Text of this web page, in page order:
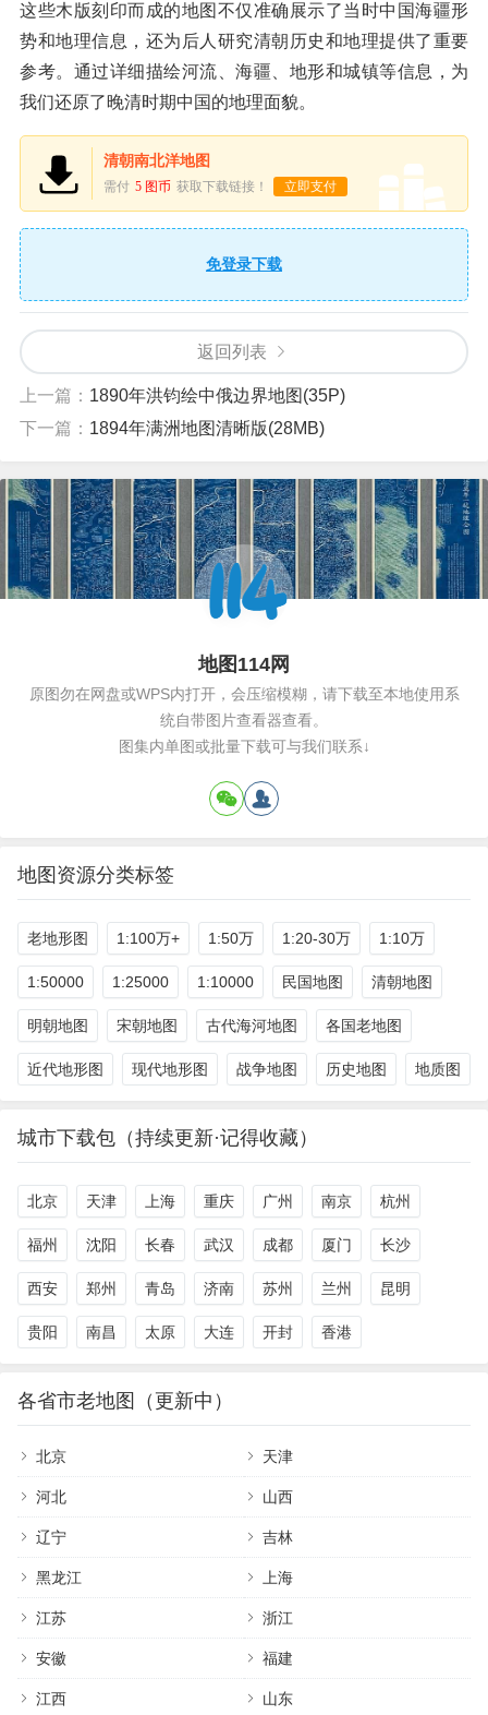
这些木版刻印而成的地图不仅准确展示了当时中国海疆形
势和地理信息，还为后人研究清朝历史和地理提供了重要
参考。通过详细描绘河流、海疆、地形和城镇等信息，为
我们还原了晚清时期中国的地理面貌。
清朝南北洋地图
需付 5 图币 获取下载链接！ 立即支付
免登录下载
返回列表
上一篇： 1890年洪钧绘中俄边界地图(35P)
下一篇： 1894年满洲地图清晰版(28MB)
地图114网
原图勿在网盘或WPS内打开，会压缩模糊，请下载至本地使用系
统自带图片查看器查看。
图集内单图或批量下载可与我们联系↓
地图资源分类标签
老地形图 1:100万+ 1:50万 1:20-30万 1:10万
1:50000 1:25000 1:10000 民国地图 清朝地图
明朝地图 宋朝地图 古代海河地图 各国老地图
近代地形图 现代地形图 战争地图 历史地图 地质图
城市下载包（持续更新·记得收藏）
北京 天津 上海 重庆 广州 南京 杭州
福州 沈阳 长春 武汉 成都 厦门 长沙
西安 郑州 青岛 济南 苏州 兰州 昆明
贵阳 南昌 太原 大连 开封 香港
各省市老地图（更新中）
北京 天津
河北 山西
辽宁 吉林
黑龙江 上海
江苏 浙江
安徽 福建
江西 山东